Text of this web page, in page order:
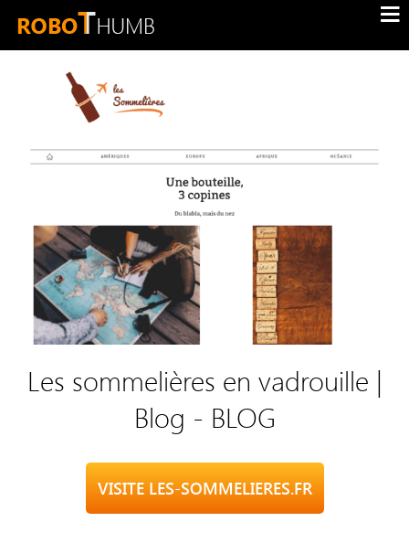
Les sommelières en vadrouille |
Blog - BLOG
VISITE LES-SOMMELIERES.FR